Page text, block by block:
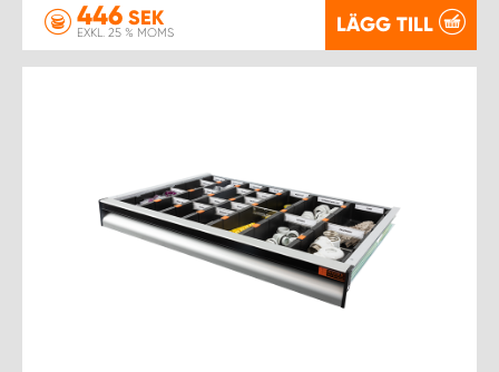
446 SEK
EXKL. 25 % MOMS LÄGG TILL